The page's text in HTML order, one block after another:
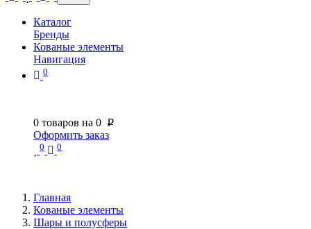
Каталог
Бренды
Кованые элементы
Навигация
0
0 товаров на 0 p
Оформить заказ
0 0
Главная
Кованые элементы
Шары и полусферы